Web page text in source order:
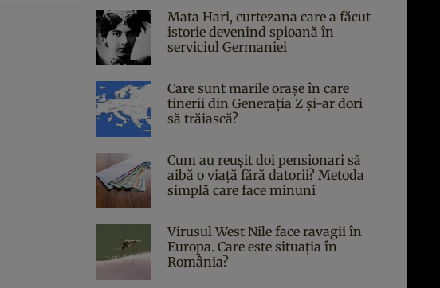
Mata Hari, curtezana care a făcut
istorie devenind spioană în
serviciul Germaniei
Care sunt marile orașe în care
tinerii din Generația Z și-ar dori
să trăiască?
Cum au reușit doi pensionari să
aibă o viață fără datorii? Metoda
simplă care face minuni
Virusul West Nile face ravagii în
Europa. Care este situația în
România?